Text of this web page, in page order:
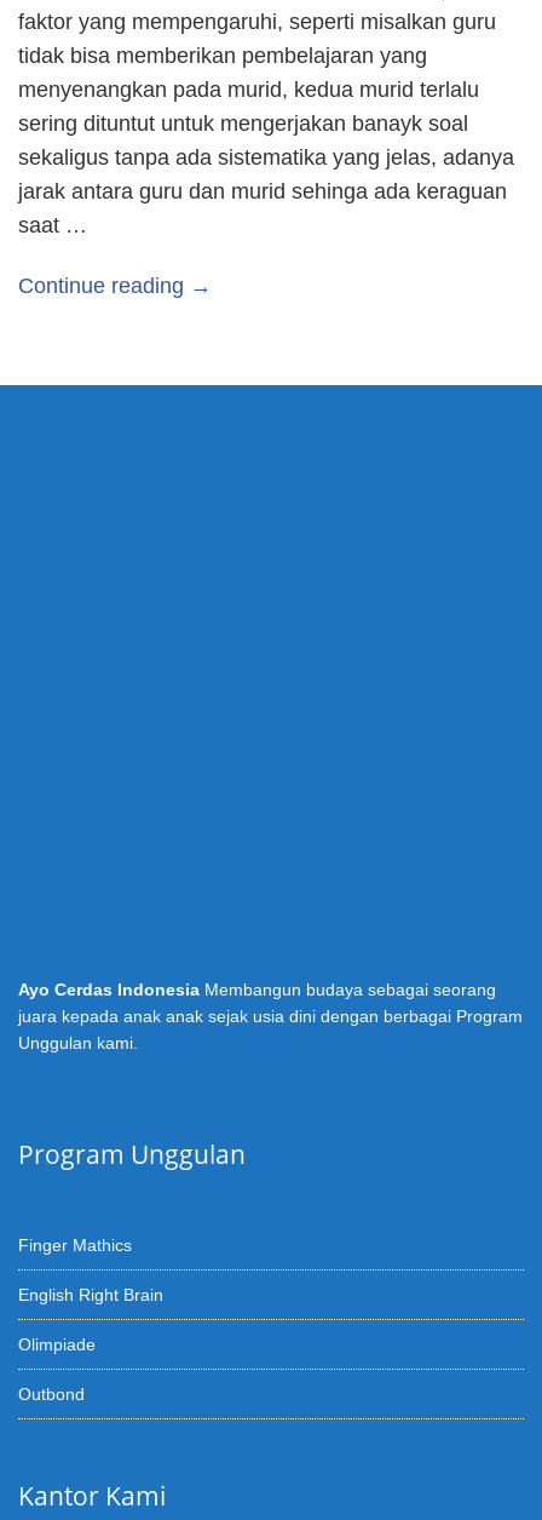
faktor yang mempengaruhi, seperti misalkan guru
tidak bisa memberikan pembelajaran yang
menyenangkan pada murid, kedua murid terlalu
sering dituntut untuk mengerjakan banayk soal
sekaligus tanpa ada sistematika yang jelas, adanya
jarak antara guru dan murid sehinga ada keraguan
saat …
Continue reading →
Ayo Cerdas Indonesia Membangun budaya sebagai seorang
juara kepada anak anak sejak usia dini dengan berbagai Program
Unggulan kami.
Program Unggulan
Finger Mathics
English Right Brain
Olimpiade
Outbond
Kantor Kami